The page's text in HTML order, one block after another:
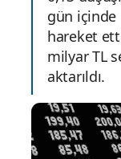
gün içinde
hareket
milyar TL
aktarıldı.